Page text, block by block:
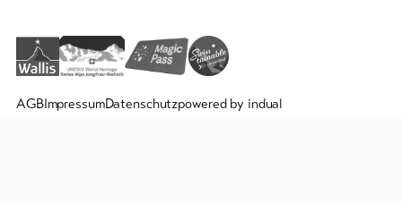
AGBImpressumDatenschutzpowered by indual